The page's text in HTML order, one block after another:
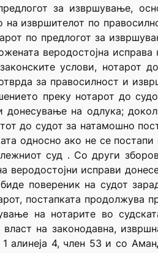
за извршување,
на извршителот по
по предлогот за
веродостојна исправа
услови, нотарот
за правосилност и
преку нотарот до
на одлука;
до судот за натамошно
односно ако не се постапи
суд . Со други
веродостојни исправи
повереник на судот
постапката продолжува
на нотарите во
на законодавна,
алинеја 4, член 53 и со